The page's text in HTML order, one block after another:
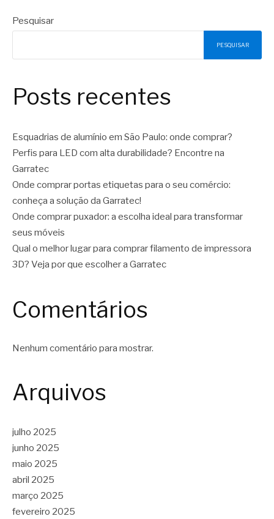
Pesquisar
PESQUISAR
Posts recentes
Esquadrias de alumínio em São Paulo: onde comprar?
Perfis para LED com alta durabilidade? Encontre na
Garratec
Onde comprar portas etiquetas para o seu comércio:
conheça a solução da Garratec!
Onde comprar puxador: a escolha ideal para transformar
seus móveis
Qual o melhor lugar para comprar filamento de impressora
3D? Veja por que escolher a Garratec
Comentários
Nenhum comentário para mostrar.
Arquivos
julho 2025
junho 2025
maio 2025
abril 2025
março 2025
fevereiro 2025